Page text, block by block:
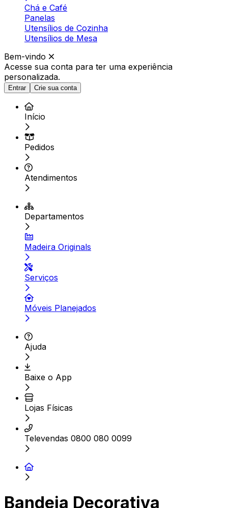
Chá e Café
Panelas
Utensílios de Cozinha
Utensílios de Mesa
Bem-vindo
Acesse sua conta para ter uma experiência
personalizada.
Entrar Crie sua conta
Início
Pedidos
Atendimentos
Departamentos
Madeira Originals
Serviços
Móveis Planejados
Ajuda
Baixe o App
Lojas Físicas
Televendas 0800 080 0099
Bandeja Decorativa